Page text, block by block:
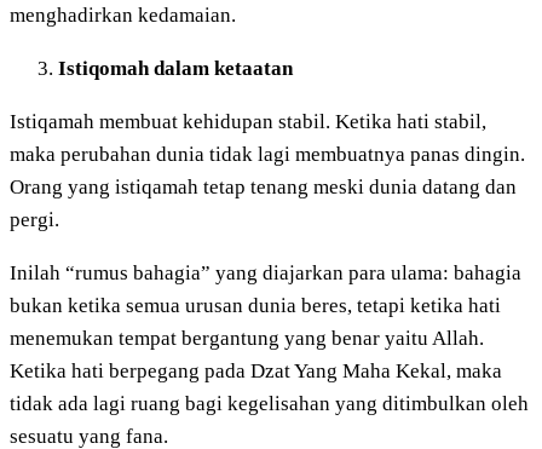
menghadirkan kedamaian.
Istiqomah dalam ketaatan
Istiqamah membuat kehidupan stabil. Ketika hati stabil,
maka perubahan dunia tidak lagi membuatnya panas dingin.
Orang yang istiqamah tetap tenang meski dunia datang dan
pergi.
Inilah “rumus bahagia” yang diajarkan para ulama: bahagia
bukan ketika semua urusan dunia beres, tetapi ketika hati
menemukan tempat bergantung yang benar yaitu Allah.
Ketika hati berpegang pada Dzat Yang Maha Kekal, maka
tidak ada lagi ruang bagi kegelisahan yang ditimbulkan oleh
sesuatu yang fana.